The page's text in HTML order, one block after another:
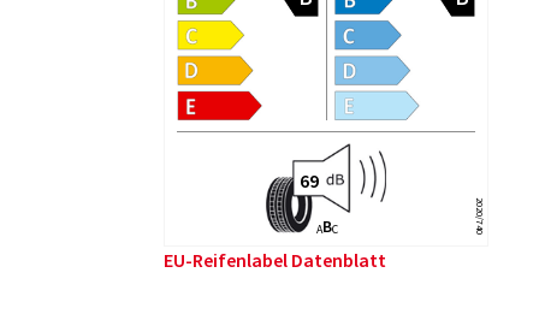
ABC 2020/740
EU-Reifenlabel Datenblatt